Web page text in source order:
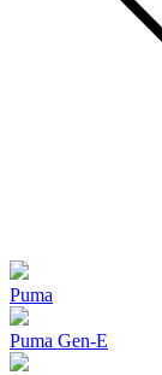
Puma
Puma Gen‑E